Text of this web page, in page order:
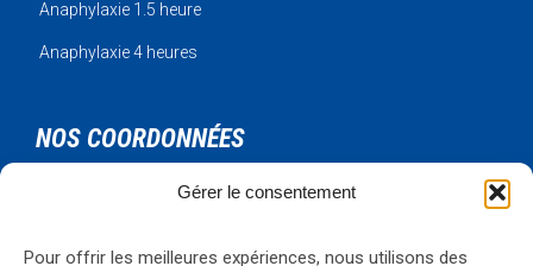
Gérer le consentement
Pour offrir les meilleures expériences, nous utilisons des
Anaphylaxie 1.5 heure
Anaphylaxie 4 heures
NOS COORDONNÉES
Urgence Bois-Francs Inc.